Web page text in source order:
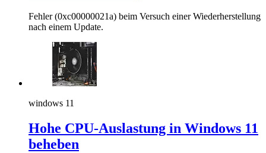
Fehler (0xc00000021a) beim Versuch einer Wiederherstellung
nach einem Update.
windows 11
Hohe CPU-Auslastung in Windows 11
beheben